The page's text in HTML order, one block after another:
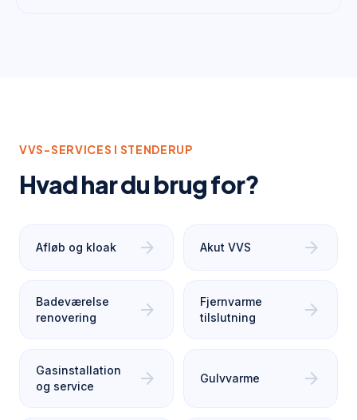
VVS-SERVICES I STENDERUP
Hvad har du brug for?
Afløb og kloak arrow_forward Akut VVS arrow_forward
Badeværelse
renovering
arrow_forward
Fjernvarme
tilslutning
arrow_forward
Gasinstallation
og service
arrow_forward Gulvvarme arrow_forward